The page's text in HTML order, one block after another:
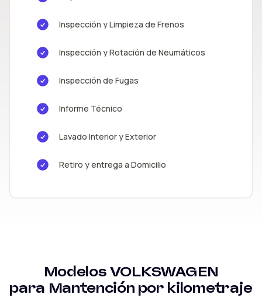
Inspección y Limpieza de Frenos
Inspección y Rotación de Neumáticos
Inspección de Fugas
Informe Técnico
Lavado Interior y Exterior
Retiro y entrega a Domicilio
ModelosVOLKSWAGEN
para Mantención por kilometraje